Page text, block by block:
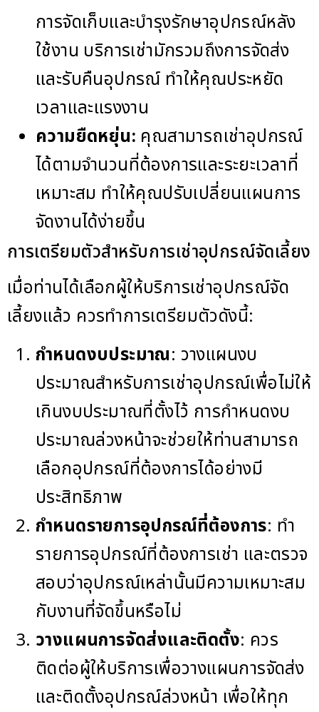
การจัดเก็บและบำรุงรักษาอุปกรณ์หลัง
ใช้งาน บริการเช่ามักรวมถึงการจัดส่ง
และรับคืนอุปกรณ์ ทำให้คุณประหยัด
เวลาและแรงงาน
ความยืดหยุ่น: คุณสามารถเช่าอุปกรณ์
ได้ตามจำนวนที่ต้องการและระยะเวลาที่
เหมาะสม ทำให้คุณปรับเปลี่ยนแผนการ
จัดงานได้ง่ายขึ้น
การเตรียมตัวสำหรับการเช่าอุปกรณ์จัดเลี้ยง
เมื่อท่านได้เลือกผู้ให้บริการเช่าอุปกรณ์จัด
เลี้ยงแล้ว ควรทำการเตรียมตัวดังนี้:
กำหนดงบประมาณ: วางแผนงบ
ประมาณสำหรับการเช่าอุปกรณ์เพื่อไม่ให้
เกินงบประมาณที่ตั้งไว้ การกำหนดงบ
ประมาณล่วงหน้าจะช่วยให้ท่านสามารถ
เลือกอุปกรณ์ที่ต้องการได้อย่างมี
ประสิทธิภาพ
กำหนดรายการอุปกรณ์ที่ต้องการ: ทำ
รายการอุปกรณ์ที่ต้องการเช่า และตรวจ
สอบว่าอุปกรณ์เหล่านั้นมีความเหมาะสม
กับงานที่จัดขึ้นหรือไม่
วางแผนการจัดส่งและติดตั้ง: ควร
ติดต่อผู้ให้บริการเพื่อวางแผนการจัดส่ง
และติดตั้งอุปกรณ์ล่วงหน้า เพื่อให้ทุก